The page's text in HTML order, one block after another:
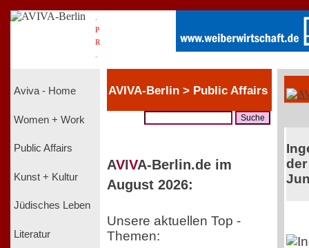
P
R
Aviva - Home
Women + Work
Public Affairs
Kunst + Kultur
Jüdisches Leben
Literatur
AVIVA-Berlin > Public Affairs
AVIVA-Berlin.de im
August 2026:
Unsere aktuellen Top -
Themen: